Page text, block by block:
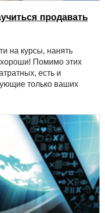
продавать
на курсы, нанять
Помимо этих
есть и
только ваших